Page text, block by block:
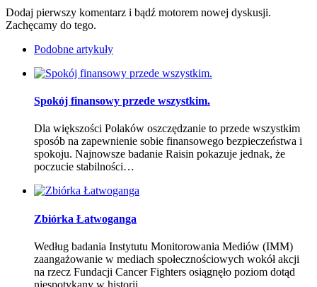
Dodaj pierwszy komentarz i bądź motorem nowej dyskusji.
Zachęcamy do tego.
Podobne artykuły
Spokój finansowy przede wszystkim.
Dla większości Polaków oszczędzanie to przede wszystkim
sposób na zapewnienie sobie finansowego bezpieczeństwa i
spokoju. Najnowsze badanie Raisin pokazuje jednak, że
poczucie stabilności…
Zbiórka Łatwoganga
Według badania Instytutu Monitorowania Mediów (IMM)
zaangażowanie w mediach społecznościowych wokół akcji
na rzecz Fundacji Cancer Fighters osiągnęło poziom dotąd
niespotykany w historii…